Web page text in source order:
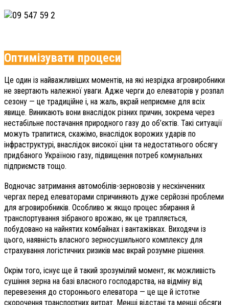
Оптимізувати процеси
Це один із найважливіших моментів, на які незрідка агровиробники
не звертають належної уваги. Адже черги до елеваторів у розпал
сезону — це традиційне і, на жаль, вкрай неприємне для всіх
явище. Виникають вони внаслідок різних причин, зокрема через
нестабільне постачання природного газу до об’єктів. Такі ситуації
можуть трапитися, скажімо, внаслідок ворожих ударів по
інфраструктурі, внаслідок високої ціни та недостатнього обсягу
придбаного Україною газу, підвищення потреб комунальних
підприємств тощо.
Водночас затримання автомобілів-зерновозів у нескінченних
чергах перед елеваторами спричиняють дуже серйозні проблеми
для агровиробників. Особливо ж якщо процес збирання й
транспортування зібраного врожаю, як це трапляється,
побудовано на найнятих комбайнах і вантажівках. Виходячи із
цього, наявність власного зерносушильного комплексу для
страхування логістичних ризиків має вкрай розумне рішення.
Окрім того, існує ще й такий зрозумілий момент, як можливість
сушіння зерна на базі власного господарства, на відміну від
перевезення до стороннього елеватора — це ще й істотне
скорочення транспортних витрат. Менші відстані та менші обсяги